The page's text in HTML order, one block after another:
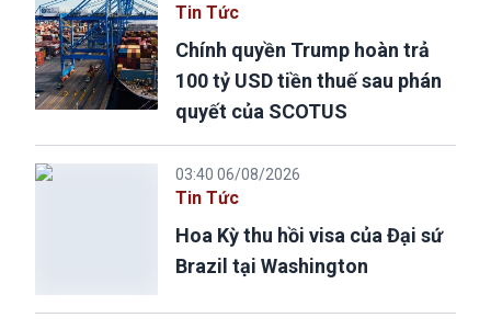
Tin Tức
Chính quyền Trump hoàn trả
100 tỷ USD tiền thuế sau phán
quyết của SCOTUS
03:40 06/08/2026
Tin Tức
Hoa Kỳ thu hồi visa của Đại sứ
Brazil tại Washington